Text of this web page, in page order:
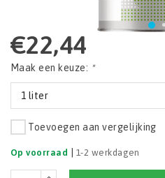
€22,44
Maak een keuze: *
1 liter
Toevoegen aan vergelijking
Op voorraad 1-2 werkdagen